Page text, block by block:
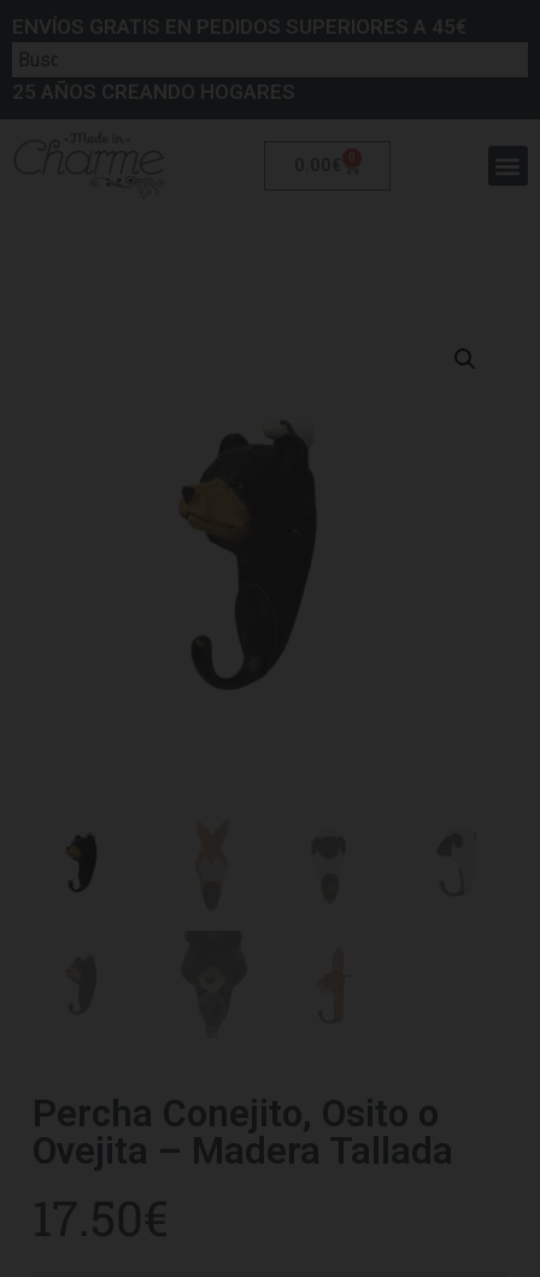
ENVÍOS GRATIS EN PEDIDOS SUPERIORES A 45€
25 AÑOS CREANDO HOGARES
Percha Conejito, Osito o
Ovejita – Madera Tallada
17.50€